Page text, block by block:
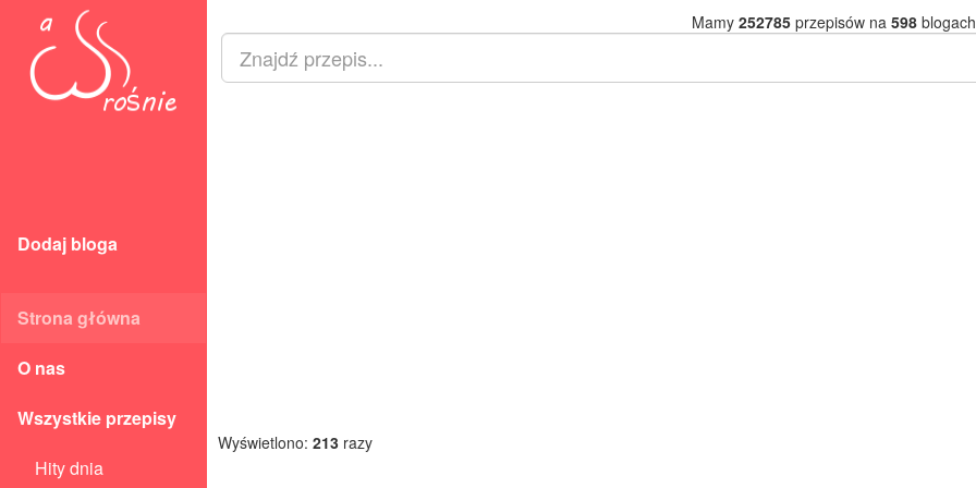
Dodaj bloga
Strona główna
O nas
Wszystkie przepisy
Hity dnia
Mamy 252785przepisów na 598
Wyświetlono: 213 razy